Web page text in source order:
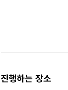
진행하는 장소